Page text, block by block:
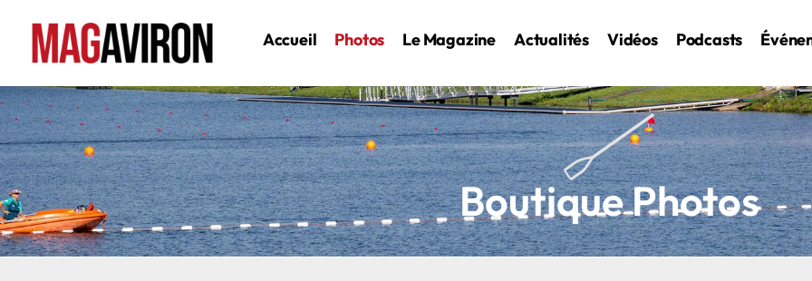
Accueil Photos Le Magazine Actualités Vidéos Podcasts
Boutique Photos